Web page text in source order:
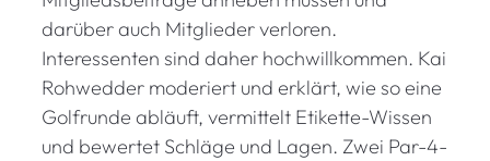
darüber auch Mitglieder verloren.
Interessenten sind daher hochwillkommen. Kai
Rohwedder moderiert und erklärt, wie so eine
Golfrunde abläuft, vermittelt Etikette-Wissen
und bewertet Schläge und Lagen. Zwei Par-4-